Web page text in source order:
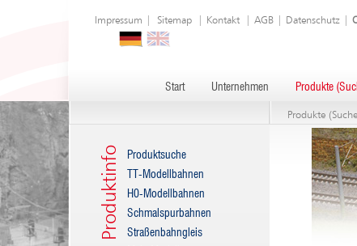
Impressum Sitemap| Kontakt| AGB| Datenschutz|
Start Unternehmen Produkte
Produkte
Produktinfo
Produktsuche
TT-Modellbahnen
H0-Modellbahnen
Schmalspurbahnen
Straßenbahngleis